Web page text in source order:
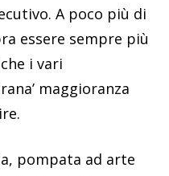
A poco più di
essere sempre più
i vari
maggioranza
pompata ad arte